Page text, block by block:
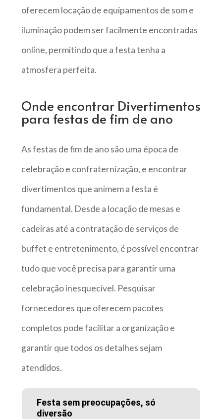
oferecem locação de equipamentos de som e
iluminação podem ser facilmente encontradas
online, permitindo que a festa tenha a
atmosfera perfeita.
Onde encontrar Divertimentos
para festas de fim de ano
As festas de fim de ano são uma época de
celebração e confraternização, e encontrar
divertimentos que animem a festa é
fundamental. Desde a locação de mesas e
cadeiras até a contratação de serviços de
buffet e entretenimento, é possível encontrar
tudo que você precisa para garantir uma
celebração inesquecível. Pesquisar
fornecedores que oferecem pacotes
completos pode facilitar a organização e
garantir que todos os detalhes sejam
atendidos.
Festa sem preocupações, só
diversão